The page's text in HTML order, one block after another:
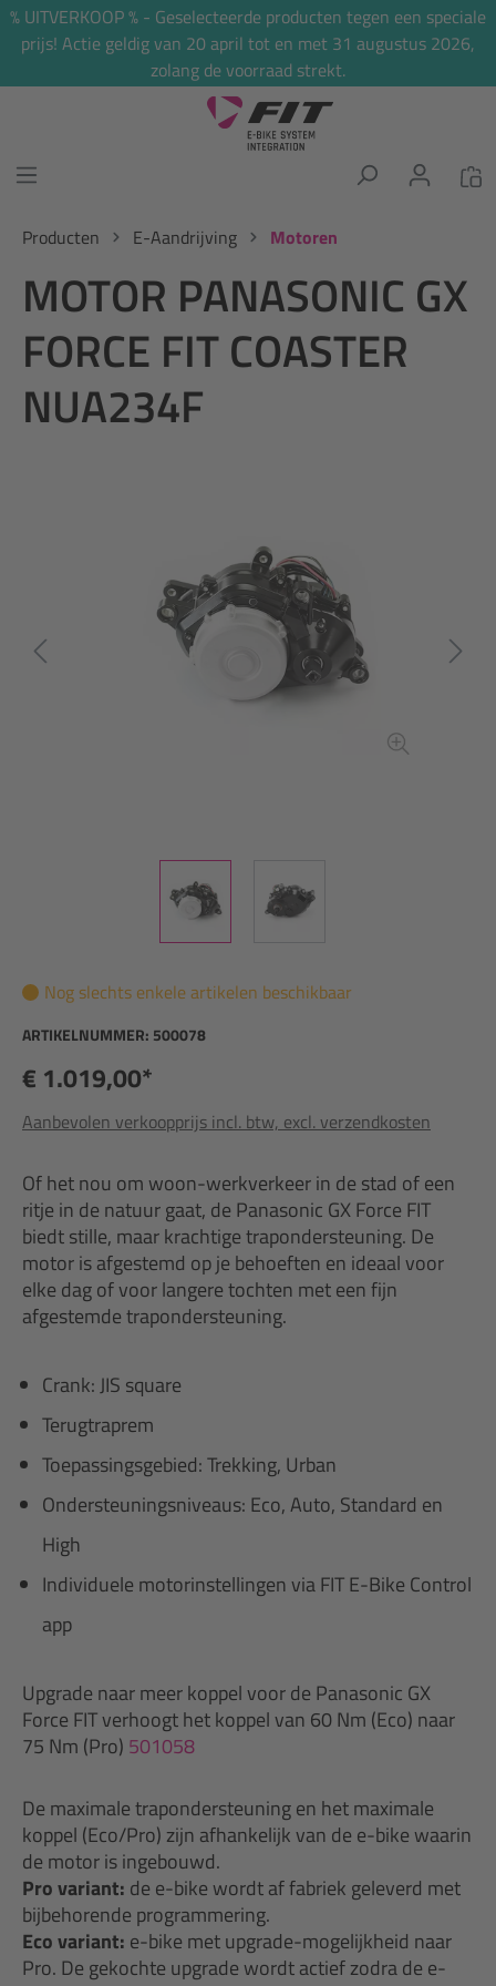
% UITVERKOOP % - Geselecteerde producten tegen een speciale
prijs! Actie geldig van 20 april tot en met 31 augustus 2026,
zolang de voorraad strekt.
Producten E-Aandrijving Motoren
MOTOR PANASONIC GX
FORCE FIT COASTER
NUA234F
Nog slechts enkele artikelen beschikbaar
ARTIKELNUMMER: 500078
€ 1.019,00*
Aanbevolen verkoopprijs incl. btw, excl. verzendkosten
Of het nou om woon-werkverkeer in de stad of een
ritje in de natuur gaat, de Panasonic GX Force FIT
biedt stille, maar krachtige trapondersteuning. De
motor is afgestemd op je behoeften en ideaal voor
elke dag of voor langere tochten met een fijn
afgestemde trapondersteuning.
Crank: JIS square
Terugtraprem
Toepassingsgebied: Trekking, Urban
Ondersteuningsniveaus: Eco, Auto, Standard en
High
Individuele motorinstellingen via FIT E-Bike Control
app
Upgrade naar meer koppel voor de Panasonic GX
Force FIT verhoogt het koppel van 60 Nm (Eco) naar
75 Nm (Pro) 501058
De maximale trapondersteuning en het maximale
koppel (Eco/Pro) zijn afhankelijk van de e-bike waarin
de motor is ingebouwd.
Pro variant: de e-bike wordt af fabriek geleverd met
bijbehorende programmering.
Eco variant: e-bike met upgrade-mogelijkheid naar
Pro. De gekochte upgrade wordt actief zodra de e-